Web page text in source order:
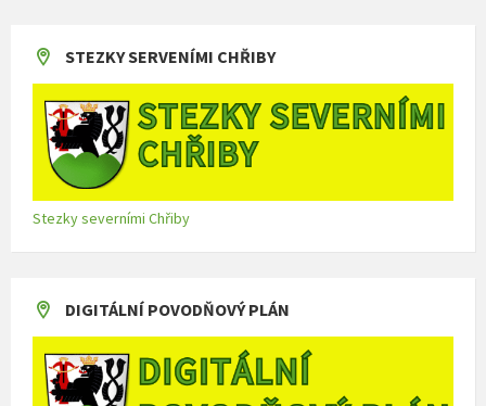
STEZKY SERVENÍMI CHŘIBY
Stezky severními Chřiby
DIGITÁLNÍ POVODŇOVÝ PLÁN